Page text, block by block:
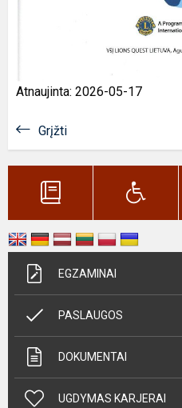
Atnaujinta: 2026-05-17
Grįžti
EGZAMINAI
PASLAUGOS
DOKUMENTAI
UGDYMAS KARJERAI